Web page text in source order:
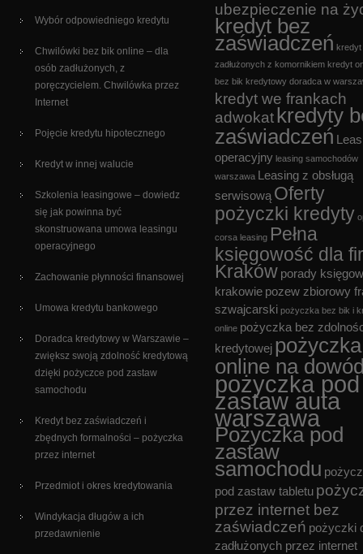
Wybór odpowiedniego kredytu
Chwilówki bez bik online – dla
osób zadłużonych, z
poręczycielem. Chwilówka przez
Internet
Pojęcie kredytu hipotecznego
Kredyt w innej walucie
Szkolenia leasingowe – dowiedz
się jak powinna być
skonstruowana umowa leasingu
operacyjnego
Zachowanie płynności finansowej
Umowa kredytu bankowego
Doradca kredytowy w Warszawie –
zwiększ swoją zdolność kredytową
dzięki pożyczce pod zastaw
samochodu
Kredyt bez zaświadczeń i
zbędnych formalności – pożyczka
przez internet
Przedmiot i okres kredytowania
Windykacja długów a ich
przedawnienie
ubezpieczenie na
kredyt bez
zaświadczeń kredyt
zadłużonych z komornikiem kredyt
bez bik kredytowy doradca w
kredyt we frankach
adwokatkredyty
zaświadczeń
operacyjny leasing samochodów
warszawa
Leasing z obsługą
serwisową Oferty
pożyczki kredyty
corsa leasing Pełna
księgowość dla
Kraków porady
krakowie pozew zbiorowy
szwajcarski pożyczka bez bik i
online pożyczka bez
kredytowej pożyczka
online na
pożyczka pod
zastaw auta
warszawa
Pożyczka pod
zastaw
samochodu
pod zastaw tabletu
przez internet bez
zaświadczeń pożyczki
zadłużonych przez internet